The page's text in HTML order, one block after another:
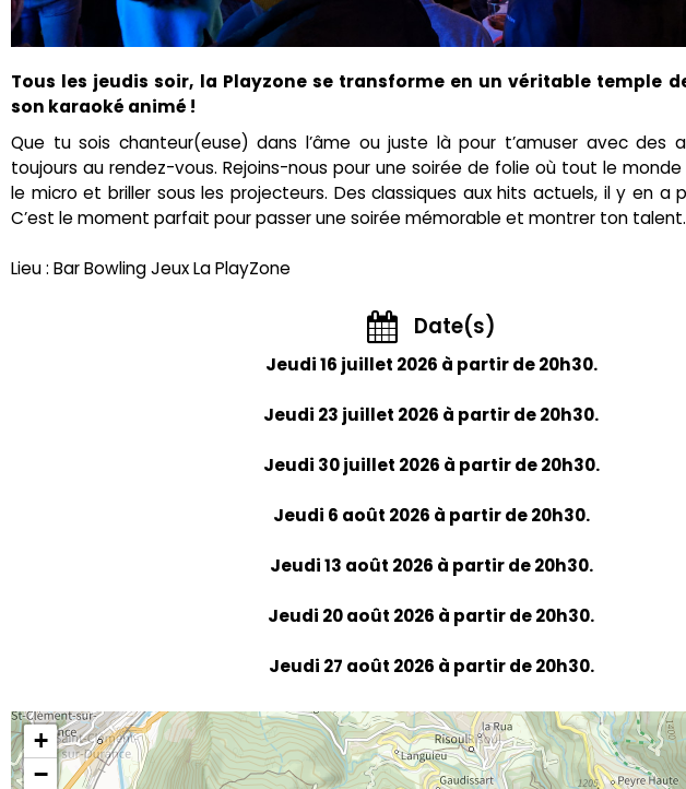
Tous les jeudis soir, la Playzone se transforme en un véritable temple
son karaoké animé !
Que tu sois chanteur(euse) dans l’âme ou juste là pour t’amuser avec des
toujours au rendez-vous. Rejoins-nous pour une soirée de folie où tout le
le micro et briller sous les projecteurs. Des classiques aux hits actuels, il y en a
C’est le moment parfait pour passer une soirée mémorable et montrer ton talent.
Lieu : Bar Bowling Jeux La PlayZone
Date(s)
Jeudi 16 juillet 2026 à partir de 20h30.
Jeudi 23 juillet 2026 à partir de 20h30.
Jeudi 30 juillet 2026 à partir de 20h30.
Jeudi 6 août 2026 à partir de 20h30.
Jeudi 13 août 2026 à partir de 20h30.
Jeudi 20 août 2026 à partir de 20h30.
Jeudi 27 août 2026 à partir de 20h30.
+
−